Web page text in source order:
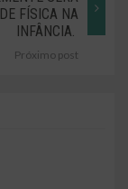
FÍSICA NA
INFÂNCIA.
Próximo post